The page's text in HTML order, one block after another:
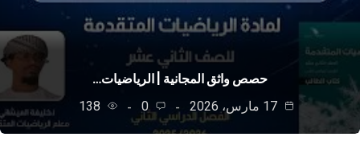
حصص واثق المجانية | الرياضيات…
0
138